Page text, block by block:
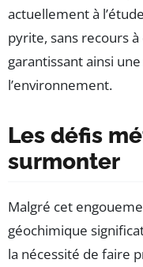
actuellement à
pyrite, sans recours
garantissant ainsi
l’environnement.
Les défis
surmonter
Malgré cet
géochimique
la nécessité de faire